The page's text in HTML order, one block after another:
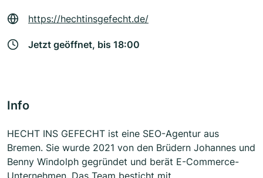
https://hechtinsgefecht.de/
Jetzt geöffnet, bis 18:00
Info
HECHT INS GEFECHT ist eine SEO-Agentur aus
Bremen. Sie wurde 2021 von den Brüdern Johannes und
Benny Windolph gegründet und berät E-Commerce-